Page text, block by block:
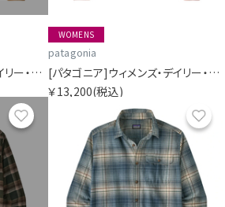
[パタゴニア]ウィメンズ・デイリー・クルー
WOMENS
patagonia
[パタゴニア]ウィメンズ・デイリー・クルー
￥13,200(税込)